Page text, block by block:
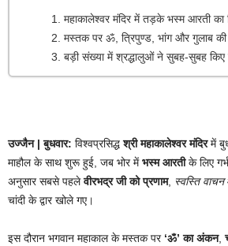
महाकालेश्वर मंदिर में तड़के भस्म आरती का
मस्तक पर ॐ, त्रिपुण्ड, भांग और गुलाब की
बड़ी संख्या में श्रद्धालुओं ने सुबह-सुबह किए
उज्जैन | बुधवार: विश्वप्रसिद्धश्री महाकालेश्वर मंदिरमें
माहौल के साथ शुरू हुई, जब भोर मेंभस्म आरतीके लिए
अनुसार सबसे पहलेवीरभद्र जी को प्रणाम, स्वस्ति वाचन
चांदी के द्वार खोले गए।
इस दौरान भगवान महाकाल के मस्तक पर ‘ॐ’ का अंकन,